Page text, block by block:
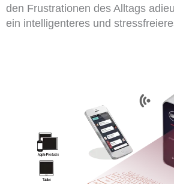
den Frustrationen des Alltags
ein intelligenteres und